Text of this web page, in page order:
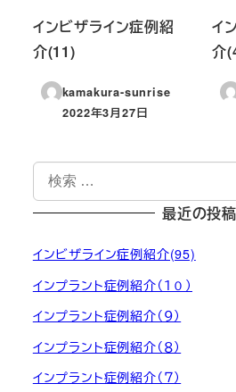
インビザライン症例紹
介(11)
kamakura-sunrise
投稿日
2022年3月27日
イ
介
検
索
最近の投稿
インビザライン症例紹介(95)
インプラント症例紹介（１０）
インプラント症例紹介（９）
インプラント症例紹介（８）
インプラント症例紹介（７）